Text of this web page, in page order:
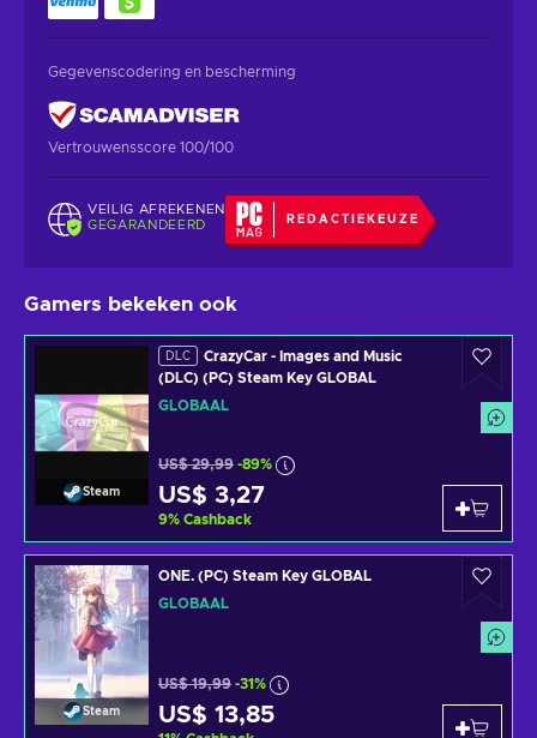
Gegevenscodering en bescherming
Vertrouwensscore 100/100
VEILIG AFREKENEN
GEGARANDEERD
REDACTIEKEUZE
Gamers bekeken ook
Steam
DLC
CrazyCar - Images and Music
(DLC) (PC) Steam Key GLOBAL
GLOBAAL
US$ 29,99 -89%
US$ 3,27
9% Cashback
Steam
ONE. (PC) Steam Key GLOBAL
GLOBAAL
US$ 19,99 -31%
US$ 13,85